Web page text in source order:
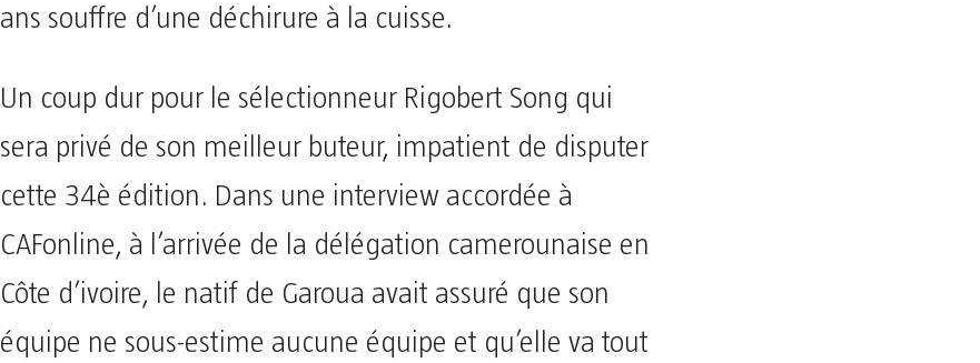
ans souffre d’une déchirure à la cuisse.
Un coup dur pour le sélectionneur Rigobert Song qui
sera privé de son meilleur buteur, impatient de disputer
cette 34è édition. Dans une interview accordée à
CAFonline, à l’arrivée de la délégation camerounaise en
Côte d’ivoire, le natif de Garoua avait assuré que son
équipe ne sous-estime aucune équipe et qu’elle va tout